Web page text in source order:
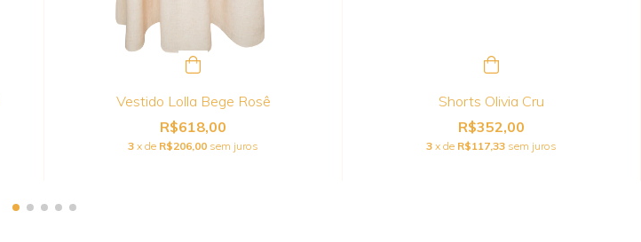
Vestido Lolla Bege Rosê
R$618,00
3 x de R$206,00 sem juros
Shorts Olivia Cru
R$352,00
3 x de R$117,33 sem juros